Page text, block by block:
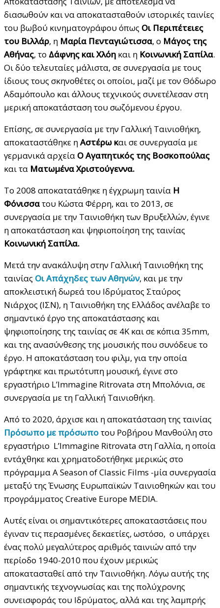
διασωθούν και να αποκατασταθούν ιστορικές ταινίες
του βωβού κινηματογράφου όπως Οι Περιπέτειες
του Βιλλάρ, η Μαρία Πενταγιώτισσα, ο Μάγος της
Αθήνας, το Δάφνης και Χλόη και η Κοινωνική Σαπίλα.
Οι δύο τελευταίες μάλιστα, σε συνεργασία με τους
ίδιους τους σκηνοθέτες οι οποίοι, μαζί με τον Θόδωρο
Αδαμόπουλο και άλλους τεχνικούς συνετέλεσαν στη
μερική αποκατάσταση του σωζόμενου έργου.
Επίσης, σε συνεργασία με την Γαλλική Ταινιοθήκη,
αποκαταστάθηκε ηΑστέρω και σε συνεργασία με
γερμανικά αρχεία Ο Αγαπητικός της Βοσκοπούλας
και τα Ματωμένα Χριστούγεννα.
Το 2008 αποκατατάθηκε η έγχρωμη ταινία Η
Φόνισσατου Κώστα Φέρρη, και το 2013, σε
συνεργασία με την Ταινιοθήκη των Βρυξελλών, έγινε
η αποκατάσταση και ψηφιοποίηση της ταινίας
Κοινωνική Σαπίλα.
Μετά την ανακάλυψη στην Γαλλική Ταινιοθήκη της
ταινίας Οι Απάχηδες των Αθηνών, και με την
αποκλειστική δωρεά του Ιδρύματος Σταύρος
Νιάρχος (ΙΣΝ), η Ταινιοθήκη της Ελλάδος ανέλαβε το
σημαντικό έργο της αποκατάστασης και
ψηφιοποίησης της ταινίας σε 4Κ και σε κόπια 35mm,
και της ανασύνθεσης της μουσικής που συνόδευε το
έργο. Η αποκατάσταση του φιλμ, για την οποία
γράφτηκε και πρωτότυπη μουσική, έγινε στο
εργαστήριο L’Immagine Ritrovata στη Μπολόνια, σε
συνεργασία με τη Γαλλική Ταινιοθήκη.
Από το 2020, άρχισε και η αποκατάσταση της ταινίας
Πρόσωπο με πρόσωποτου Ροβήρου Μανθούλη στο
εργαστήριο L’Immagine Ritrovata στη Γαλλία, η οποία
εντάχθηκε και χρηματοδοτήθηκε μερικώς στο
πρόγραμμα A Season of Classic Films -μία συνεργασία
μεταξύ της Ένωσης Ευρωπαϊκών Ταινιοθηκών και του
προγράμματος Creative Europe ΜEDIA.
Αυτές είναι οι σημαντικότερες αποκαταστάσεις που
έγιναν τις περασμένες δεκαετίες, ωστόσο, ο υπάρχει
ένας πολύ μεγαλύτερος αριθμός ταινιών από την
περίοδο 1940-2010 που έχουν μερικώς
αποκατασταθεί από την Ταινιοθήκη. Λόγω αυτής της
σημαντικής τεχνογνωσίας και της πολύχρονης
συνεισφοράς του Ιδρύματος, αλλά και της λαμπρής